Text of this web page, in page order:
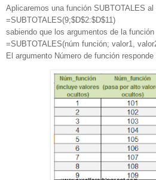
Aplicaremos una función SUBTOTALES
=SUBTOTALES(9;$D$2:$D$11)
sabiendo que los argumentos de la función
=SUBTOTALES(núm función; valor1,
El argumento Número de función